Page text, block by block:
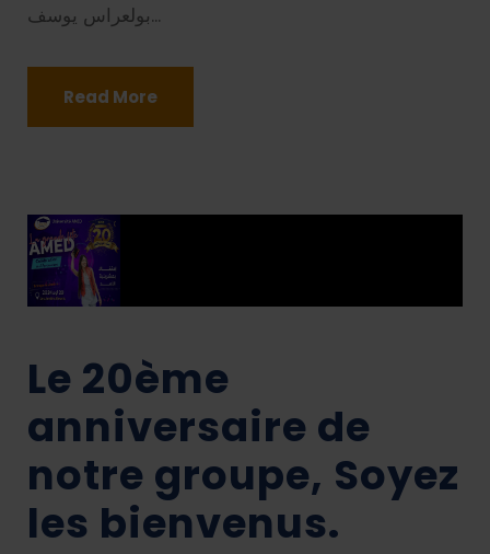
بولعراس يوسف...
Read More
Le 20ème
anniversaire de
notre groupe, Soyez
les bienvenus.